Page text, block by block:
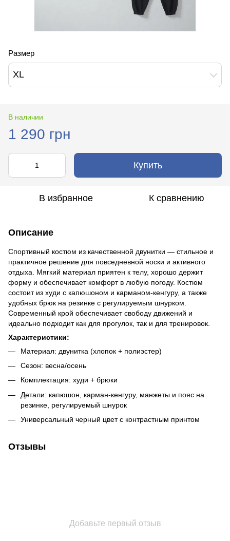
Размер
XL
В наличии
1 290 грн
Купить
В избранное К сравнению
Описание
Спортивный костюм из качественной двунитки — стильное и
практичное решение для повседневной носки и активного
отдыха. Мягкий материал приятен к телу, хорошо держит
форму и обеспечивает комфорт в любую погоду. Костюм
состоит из худи с капюшоном и карманом-кенгуру, а также
удобных брюк на резинке с регулируемым шнурком.
Современный крой обеспечивает свободу движений и
идеально подходит как для прогулок, так и для тренировок.
Характеристики:
Материал: двунитка (хлопок + полиэстер)
Сезон: весна/осень
Комплектация: худи + брюки
Детали: капюшон, карман-кенгуру, манжеты и пояс на
резинке, регулируемый шнурок
Универсальный черный цвет с контрастным принтом
Отзывы
Добавьте первый отзыв